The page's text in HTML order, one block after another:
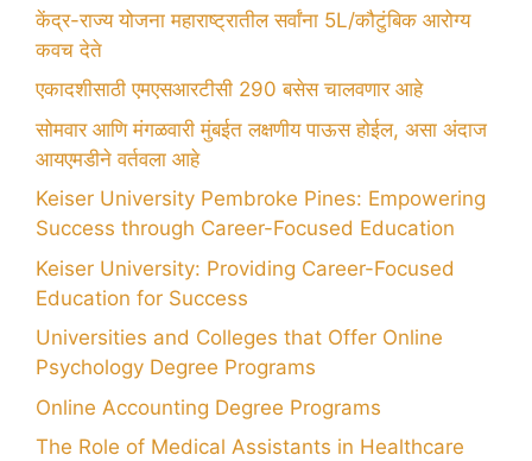
केंद्र-राज्य योजना महाराष्ट्रातील सर्वांना 5L/कौटुंबिक आरोग्य
कवच देते
एकादशीसाठी एमएसआरटीसी 290 बसेस चालवणार आहे
सोमवार आणि मंगळवारी मुंबईत लक्षणीय पाऊस होईल, असा अंदाज
आयएमडीने वर्तवला आहे
Keiser University Pembroke Pines: Empowering
Success through Career-Focused Education
Keiser University: Providing Career-Focused
Education for Success
Universities and Colleges that Offer Online
Psychology Degree Programs
Online Accounting Degree Programs
The Role of Medical Assistants in Healthcare